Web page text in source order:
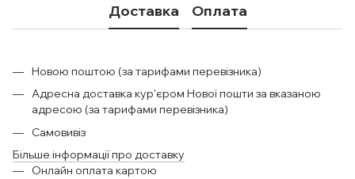
Доставка Оплата
Новою поштою (за тарифами перевізника)
Адресна доставка кур'єром Нової пошти за вказаною
адресою (за тарифами перевізника)
Самовивіз
Більше інформації про доставку
Онлайн оплата картою